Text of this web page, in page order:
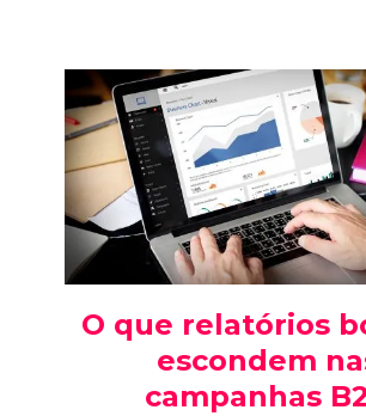
O que relatórios
escondem
campanhas